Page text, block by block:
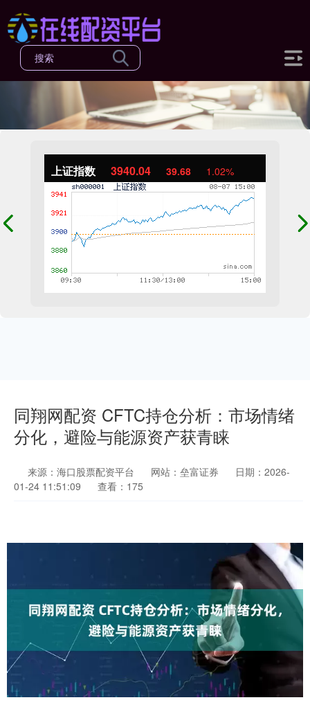
上证指数 3940.04 39.68 1.02%
同翔网配资 CFTC持仓分析：市场情绪
分化，避险与能源资产获青睐
来源：海口股票配资平台 网站：垒富证券
日期：2026-
01-24 11:51:09
查看：175